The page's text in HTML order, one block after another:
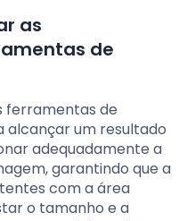
as
de
ferramentas de
alcançar um resultado
adequadamente a
garantindo que a
com a área
o tamanho e a